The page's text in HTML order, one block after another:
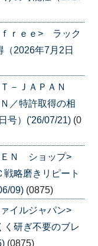
ｒｅｅ> ラック
2026年7月2日
－ＪＡＰＡＮ
／特許取得の相
号）('26/07/21) (0
ＥＮ ショップ>
略磨きリピート
09) (0875)
イルジャパン>
く研ぎ不要のブレ
(0875)